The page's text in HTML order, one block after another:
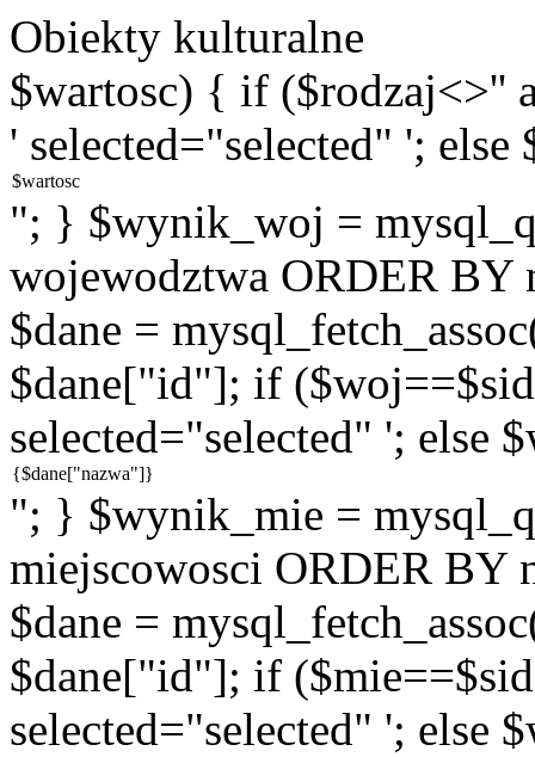
Obiekty kulturalne
$wartosc) { if ($rodzaj<>''
' selected="selected" ';
"; } $wynik_woj =
wojewodztwa ORDER
$dane =
$dane["id"]; if
selected="selected" '; else
"; } $wynik_mie =
miejscowosci ORDER BY
$dane =
$dane["id"]; if
selected="selected" '; else